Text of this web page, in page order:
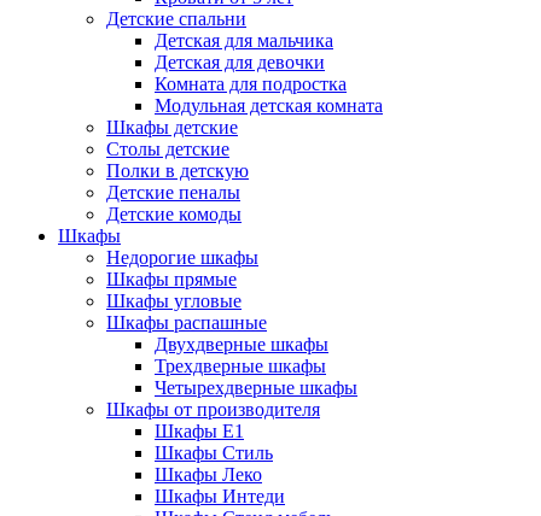
Детские спальни
Детская для мальчика
Детская для девочки
Комната для подростка
Модульная детская комната
Шкафы детские
Столы детские
Полки в детскую
Детские пеналы
Детские комоды
Шкафы
Недорогие шкафы
Шкафы прямые
Шкафы угловые
Шкафы распашные
Двухдверные шкафы
Трехдверные шкафы
Четырехдверные шкафы
Шкафы от производителя
Шкафы E1
Шкафы Стиль
Шкафы Леко
Шкафы Интеди